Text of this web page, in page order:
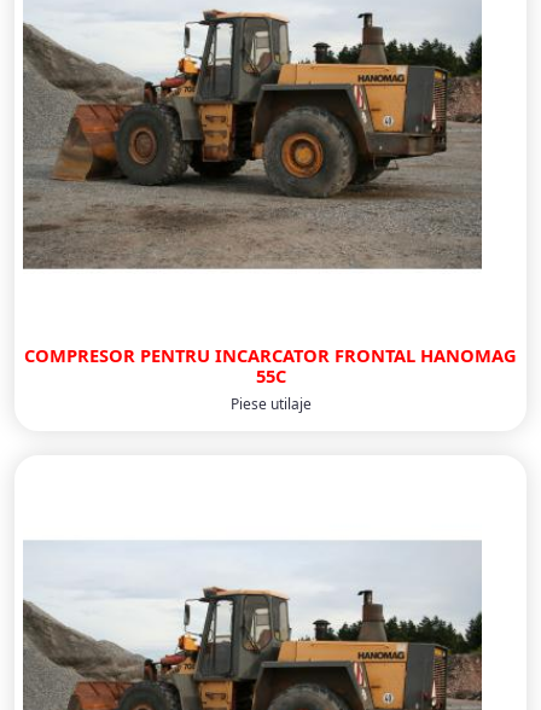
COMPRESOR PENTRU INCARCATOR FRONTAL HANOMAG
55C
Piese utilaje